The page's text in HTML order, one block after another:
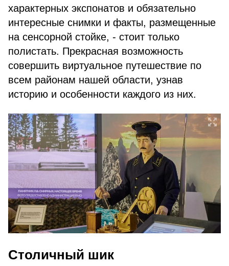
характерных экспонатов и обязательно
интересные снимки и факты, размещенные
на сенсорной стойке, - стоит только
полистать. Прекрасная возможность
совершить виртуальное путешествие по
всем районам нашей области, узнав
историю и особенности каждого из них.
Столичный шик